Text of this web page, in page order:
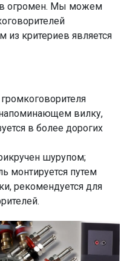
огромен. Мы можем
критериев является
вилку,
в более дорогих
шурупом;
монтируется путем
рекомендуется для